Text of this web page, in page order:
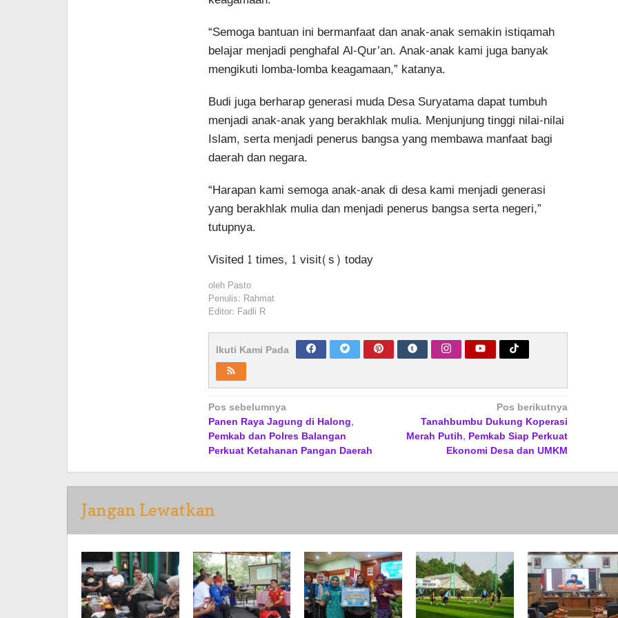
“Semoga bantuan ini bermanfaat dan anak-anak semakin istiqamah
belajar menjadi penghafal Al-Qur’an. Anak-anak kami juga banyak
mengikuti lomba-lomba keagamaan,” katanya.
Budi juga berharap generasi muda Desa Suryatama dapat tumbuh
menjadi anak-anak yang berakhlak mulia. Menjunjung tinggi nilai-nilai
Islam, serta menjadi penerus bangsa yang membawa manfaat bagi
daerah dan negara.
“Harapan kami semoga anak-anak di desa kami menjadi generasi
yang berakhlak mulia dan menjadi penerus bangsa serta negeri,”
tutupnya.
Visited 1 times, 1 visit(s) today
oleh Pasto
Penulis: Rahmat
Editor: Fadli R
Ikuti Kami Pada
Navigasi
pos
Pos sebelumnya
Panen Raya Jagung di Halong,
Pemkab dan Polres Balangan
Perkuat Ketahanan Pangan Daerah
Pos berikutnya
Tanahbumbu Dukung Koperasi
Merah Putih, Pemkab Siap Perkuat
Ekonomi Desa dan UMKM
Jangan Lewatkan